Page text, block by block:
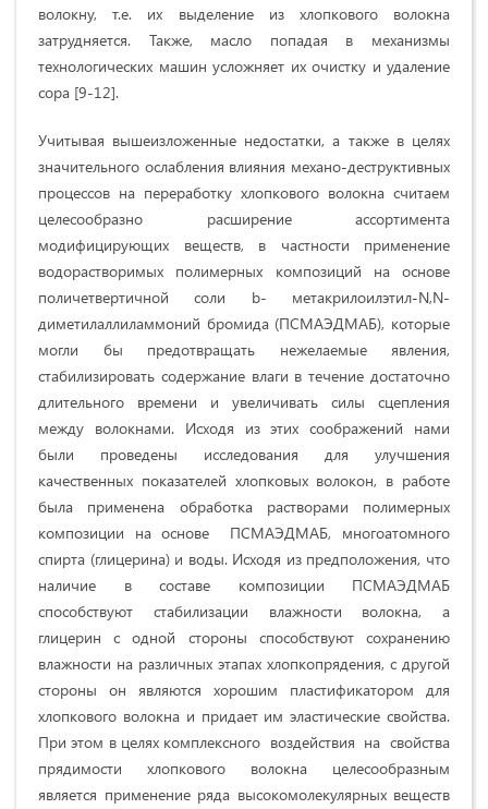
волокну, т.е. их выделение из хлопкового волокна
затрудняется. Также, масло попадая в механизмы
технологических машин усложняет их очистку и удаление
сора [9-12].
Учитывая вышеизложенные недостатки, а также в целях
значительного ослабления влияния механо-деструктивных
процессов на переработку хлопкового волокна считаем
целесообразно расширение ассортимента
модифицирующих веществ, в частности применение
водорастворимых полимерных композиций на основе
поличетвертичной соли b- метакрилоилэтил-N,N-
диметилаллиламмоний бромида (ПСМАЭДМАБ), которые
могли бы предотвращать нежелаемые явления,
стабилизировать содержание влаги в течение достаточно
длительного времени и увеличивать силы сцепления
между волокнами. Исходя из этих соображений нами
были проведены исследования для улучшения
качественных показателей хлопковых волокон, в работе
была применена обработка растворами полимерных
композиции на основе ПСМАЭДМАБ, многоатомного
спирта (глицерина) и воды. Исходя из предположения, что
наличие в составе композиции ПСМАЭДМАБ
способствуют стабилизации влажности волокна, а
глицерин с одной стороны способствуют сохранению
влажности на различных этапах хлопкопрядения, с другой
стороны он являются хорошим пластификатором для
хлопкового волокна и придает им эластические свойства.
При этом в целях комплексного воздействия на свойства
прядимости хлопкового волокна целесообразным
является применение ряда высокомолекулярных веществ